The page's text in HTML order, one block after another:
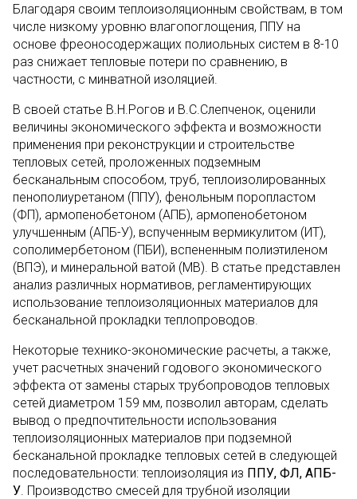
Благодаря своим теплоизоляционным свойствам, в том
числе низкому уровню влагопоглощения, ППУ на
основе фреоносодержащих полиольных систем в 8-10
раз снижает тепловые потери по сравнению, в
частности, с минватной изоляцией.
В своей статье В.Н.Рогов и В.С.Слепченок, оценили
величины экономического эффекта и возможности
применения при реконструкции и строительстве
тепловых сетей, проложенных подземным
бесканальным способом, труб, теплоизолированных
пенополиуретаном (ППУ), фенольным поропластом
(ФП), армопенобетоном (АПБ), армопенобетоном
улучшенным (АПБ-У), вспученным вермикулитом (ИТ),
сополимербетоном (ПБИ), вспененным полиэтиленом
(ВПЭ), и минеральной ватой (МВ). В статье представлен
анализ различных нормативов, регламентирующих
использование теплоизоляционных материалов для
бесканальной прокладки теплопроводов.
Некоторые технико-экономические расчеты, а также,
учет расчетных значений годового экономического
эффекта от замены старых трубопроводов тепловых
сетей диаметром 159 мм, позволил авторам, сделать
вывод о предпочтительности использования
теплоизоляционных материалов при подземной
бесканальной прокладке тепловых сетей в следующей
последовательности: теплоизоляция из ППУ, ФЛ, АПБ-
У. Производство смесей для трубной изоляции